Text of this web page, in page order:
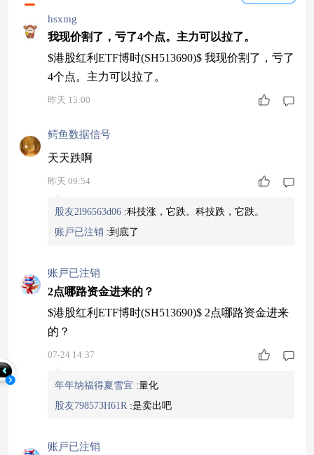
hsxmg
我现价割了，亏了4个点。主力可以拉了。
$港股红利ETF博时(SH513690)$ 我现价割了，亏了
4个点。主力可以拉了。
昨天 15:00
鳄鱼数据信号
天天跌啊
昨天 09:54
股友2l96563d06 :科技涨，它跌。科技跌，它跌。
账戸已注销 :到底了
账戸已注销
2点哪路资金进来的？
$港股红利ETF博时(SH513690)$ 2点哪路资金进来
的？
07-24 14:37
年年纳福得夏雪宜 :量化
股友798573H61R :是卖出吧
账戸已注销